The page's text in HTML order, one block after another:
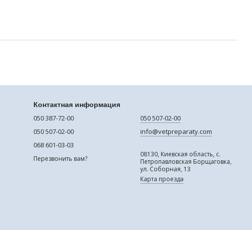
Контактная информация
050 387-72-00
050 507-02-00
068 601-03-03
Перезвонить вам?
050 507-02-00
info@vetpreparaty.com
08130, Киевская область, с.
Петропавловская Борщаговка,
ул. Соборная, 13
Карта проезда